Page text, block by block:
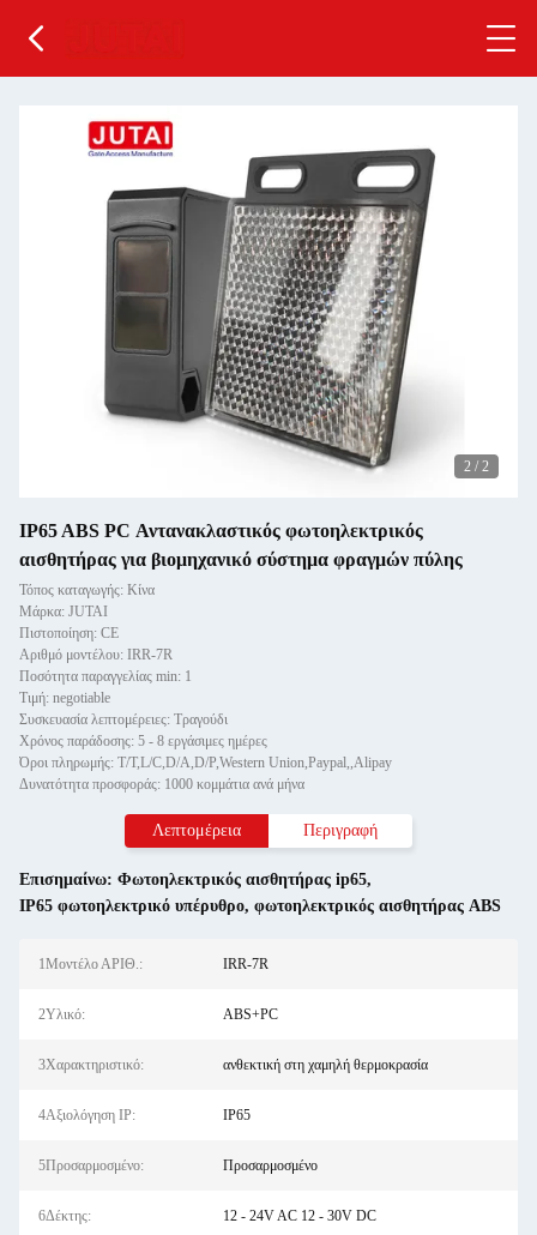
2 / 2
IP65 ABS PC Αντανακλαστικός φωτοηλεκτρικός
αισθητήρας για βιομηχανικό σύστημα φραγμών πύλης
Τόπος καταγωγής: Κίνα
Μάρκα: JUTAI
Πιστοποίηση: CE
Αριθμό μοντέλου: IRR-7R
Ποσότητα παραγγελίας min: 1
Τιμή: negotiable
Συσκευασία λεπτομέρειες: Τραγούδι
Χρόνος παράδοσης: 5 - 8 εργάσιμες ημέρες
Όροι πληρωμής: T/T,L/C,D/A,D/P,Western Union,Paypal,,Alipay
Δυνατότητα προσφοράς: 1000 κομμάτια ανά μήνα
Λεπτομέρεια Περιγραφή
Επισημαίνω: Φωτοηλεκτρικός αισθητήρας ip65,
IP65 φωτοηλεκτρικό υπέρυθρο, φωτοηλεκτρικός αισθητήρας ABS
1Μοντέλο ΑΡΙΘ.: IRR-7R
2Υλικό: ABS+PC
3Χαρακτηριστικό: ανθεκτική στη χαμηλή θερμοκρασία
4Αξιολόγηση IP: IP65
5Προσαρμοσμένο: Προσαρμοσμένο
6Δέκτης: 12 - 24V AC 12 - 30V DC